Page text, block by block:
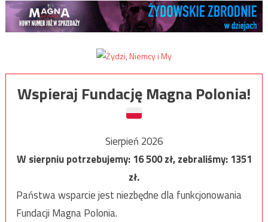
Wspieraj Fundację Magna Polonia!
Sierpień 2026
W sierpniu potrzebujemy:16 500zł, zebraliśmy:1351
zł.
Państwa wsparcie jest niezbędne dla funkcjonowania
Fundacji Magna Polonia.